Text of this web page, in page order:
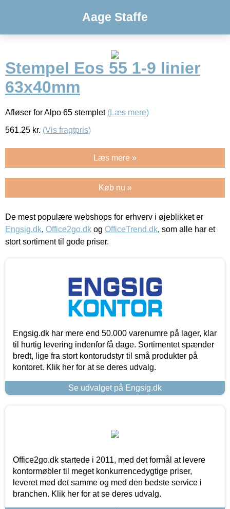
Aage Staffe
Stempel Eos 55 1-9 linier
63x40mm
Afløser for Alpo 65 stemplet (Læs mere)
561.25 kr. (Vis fragtpris)
Læs mere »
Køb nu »
De mest populære webshops for erhverv i øjeblikket er
Engsig.dk, Office2go.dk og OfficeTrend.dk, som alle har et
stort sortiment til gode priser.
Engsig.dk har mere end 50.000 varenumre på lager, klar
til hurtig levering indenfor få dage. Sortimentet spænder
bredt, lige fra stort kontorudstyr til små produkter på
kontoret. Klik her for at se deres udvalg.
Se udvalget på Engsig.dk
Office2go.dk startede i 2011, med det formål at levere
kontormøbler til meget konkurrencedygtige priser,
leveret med det samme og med den bedste service i
branchen. Klik her for at se deres udvalg.